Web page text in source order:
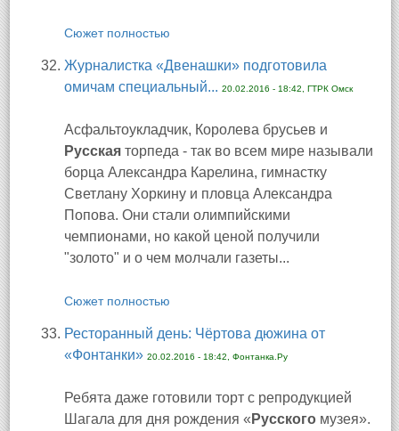
Сюжет полностью
Журналистка «Двенашки» подготовила
омичам специальный... 20.02.2016 - 18:42, ГТРК Омск
Асфальтоукладчик, Королева брусьев и
Русская торпеда - так во всем мире называли
борца Александра Карелина, гимнастку
Светлану Хоркину и пловца Александра
Попова. Они стали олимпийскими
чемпионами, но какой ценой получили
"золото" и о чем молчали газеты...
Сюжет полностью
Ресторанный день: Чёртова дюжина от
«Фонтанки» 20.02.2016 - 18:42, Фонтанка.Ру
Ребята даже готовили торт с репродукцией
Шагала для дня рождения « Русского музея».